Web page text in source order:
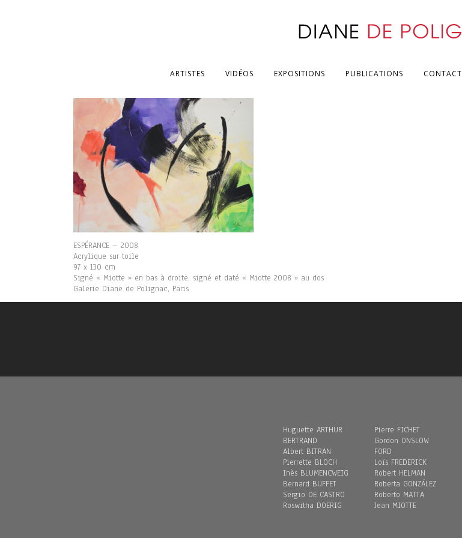
ARTISTES VIDÉOS EXPOSITIONS PUBLICATIONS CONTACT
ESPÉRANCE – 2008
Acrylique sur toile
97 x 130 cm
Signé « Miotte » en bas à droite, signé et daté « Miotte 2008 » au dos
Galerie Diane de Polignac, Paris
Huguette ARTHUR
BERTRAND
Albert BITRAN
Pierrette BLOCH
Inès BLUMENCWEIG
Bernard BUFFET
Sergio DE CASTRO
Roswitha DOERIG
Pierre FICHET
Gordon ONSLOW
FORD
Loïs FREDERICK
Robert HELMAN
Roberta GONZÁLEZ
Roberto MATTA
Jean MIOTTE